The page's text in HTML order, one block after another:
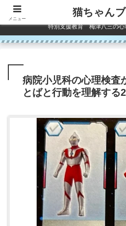
コンテンツへスキップ
特別支援教育 梅津八三の
病院小児科の心理検査
とばと行動を理解する2
メニュー
猫ちゃん